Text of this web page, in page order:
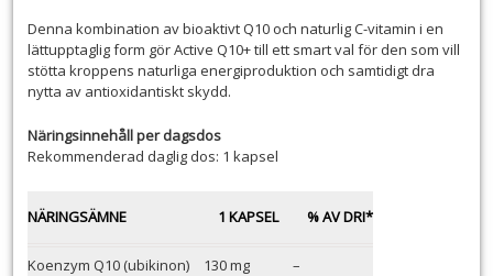
Denna kombination av bioaktivt Q10 och naturlig C-vitamin i en
lättupptaglig form gör Active Q10+ till ett smart val för den som vill
stötta kroppens naturliga energiproduktion och samtidigt dra
nytta av antioxidantiskt skydd.
Näringsinnehåll per dagsdos
Rekommenderad daglig dos: 1 kapsel
NÄRINGSÄMNE 1 KAPSEL % AV DRI*
Koenzym Q10 (ubikinon) 130 mg
–